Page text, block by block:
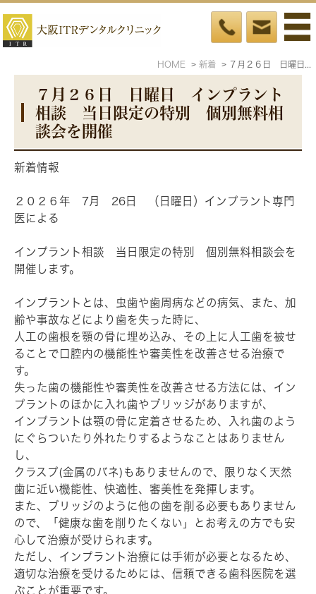
HOME 新着
７月２６日 日曜日 インプラント
相談 当日限定の特別 個別無料相
談会を開催
新着情報
２０２６年 7月 26日 （日曜日）インプラント専門
医による
インプラント相談 当日限定の特別 個別無料相談会を
開催します。
インプラントとは、虫歯や歯周病などの病気、また、加
齢や事故などにより歯を失った時に、
人工の歯根を顎の骨に埋め込み、その上に人工歯を被せ
ることで口腔内の機能性や審美性を改善させる治療で
す。
失った歯の機能性や審美性を改善させる方法には、イン
プラントのほかに入れ歯やブリッジがありますが、
インプラントは顎の骨に定着させるため、入れ歯のよう
にぐらついたり外れたりするようなことはありません
し、
クラスプ(金属のバネ)もありませんので、限りなく天然
歯に近い機能性、快適性、審美性を発揮します。
また、ブリッジのように他の歯を削る必要もありません
ので、「健康な歯を削りたくない」とお考えの方でも安
心して治療が受けられます。
ただし、インプラント治療には手術が必要となるため、
適切な治療を受けるためには、信頼できる歯科医院を選
ぶことが重要です。